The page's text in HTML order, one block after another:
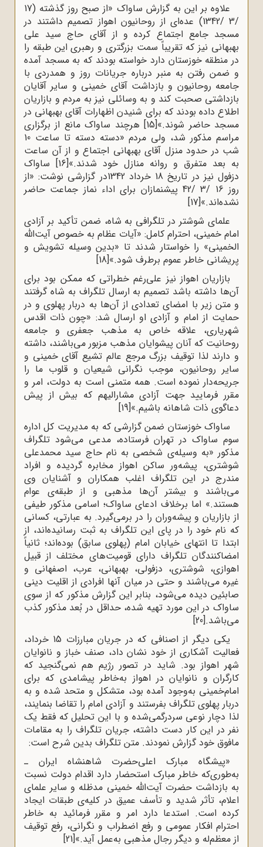
علاوه بر این به گزارش ساواک «از صبح روز گذشته (17
/3 /1342) عده‌ای از روحانیون اهواز تصمیم داشتند در
مسجد جامع اجتماع کرده و از آقای حاج سید علی
بهبهانی نیز که تقریباً سمت بزرگتری و رهبری این طبقه را
در منطقه خوزستان دارد خواسته بودند که به مسجد آمده
و ضمن رفتن به منبر درباره جریانات روز و همدردی با
جامعه روحانیون و بازداشت آقای خمینی و سایر آقایان
بازداشتی صحبت کند و به وسائلی نیز به مردم و بازاریان
اطلاع داده بودند که برای شنیدن اظهارات آقای بهبهانی در
مسجد حاضر شوند.»[15]
هرچند ساواک مانع از برگزاری
مراسم مذکور شد، ولی مردم «دسته دسته تا ساعت 10
شب در حدود منزل آقای بهبهانی اجتماع و از آن ساعت
به بعد متفرق و روانه منازل خود شدند.»[16]
ساواک
دزفول نیز در تاریخ 18 خرداد 1342در گزارشی نوشت: «از
روز 16 /3 /42 پیشنمازان برای اداء نماز جماعت حاضر
نشده‌اند.»[17]
علمای شوشتر در تلگرافی به شاه، ضمن تأکید بر آزادی
امام خمینی، احترام کامل: «آیات عظام به خصوص آیت‌الله
الخمینی» را خواستار شدند تا «بدین وسیله تشویش و
پریشانی خاطر عموم برطرف شود.»[18]
بازاریان اهواز نیز علی‌رغم خطراتی که ممکن بود برای
آن‌ها داشته باشد تصمیم به ارسال تلگراف به شاه گرفتند
و متن زیر با امضای تعدادی از آن‌ها به دربار پهلوی و در
حمایت از امام و آزادی او ارسال شد: «چون ذات اقدس
شهریاری، علاقه‌ خاص به مذهب جعفری و جامعه‌
روحانیت که آنان پیشوایان مذهب مزبور می‌باشند، داشته
و دارند لذا توقیف بزرگ مرجع عالم تشیع آقای خمینی و
سایر روحانیون، موجب نگرانی شیعیان و قلوب ما را
جریحه‌دار نموده است. همه متمنی است به دولت، امر و
مقرر فرمایید جهت آزادی مشارالیهم که بیش از پیش
دعاگوی ذات شاهانه باشیم.»[19]
ساواک خوزستان ضمن گزارشی که به مدیریت کل اداره‌
سوم ساواک در تهران فرستاده، مدعی می‌شود تلگراف
مذکور «به وسیله‌ی شخصی به نام حاج سید محمدعلی
شوشتری، پیشه‌ور ساکن اهواز مخابره گردیده و افراد
مندرج در این تلگراف اغلب همکاران و آشنایان وی
می‌باشند و بیشتر آن‌ها مذهبی و از طبقه‌ی عوام
هستند.» اما برخلاف ادعای ساواک؛ اسامی‌ مذکور طیفی
از بازاریان و پیشه‌وران را در برمی‌گیرد. به عبارتی، کسانی
که نام خود را در پای این تلگراف به ثبت رسانیده‌اند، از
ابتدا تا انتهای خیابان امام (پهلوی سابق) بوده‌اند؛ ثانیاً
امضا‌کنندگان تلگراف دارای قومیت‌های مختلف از قبیل
اهوازی، شوشتری، دزفولی، بهبهانی، عرب، اصفهانی و
غیره می‌باشند و حتی در میان آنها افرادی از اقلیت دینی
صابئین دیده می‌شود، بنابر این گزارش مذکور که از سوی
ساواک در این مورد تهیه شده، حداقل در بُعد مذکور کذب
می‌باشد.[20]
یکی دیگر از اصنافی که در جریان مبارزات 15 خرداد،
فعالیت آشکاری از خود نشان داد، صنف خباز و نانوایان
شهر اهواز بود. شاید در تصور رژیم هم نمی‌گنجید که
کارگران و نانوایان در اهواز به‌خاطر پیشامدی که برای
امام‌خمینی به‌وجود آمده بود، متشکل و متحد شده و به
دربار پهلوی تلگراف بفرستند و آزادی امام را تقاضا بنمایند،
لذا دچار نوعی سردرگمی‌شده و با این تحلیل که فقط یک
نفر در این کار دست داشته، جریان تلگراف را به مقامات
مافوق خود گزارش نمودند. متن تلگراف بدین شرح است:
«پیشگاه مبارک اعلی‌حضرت شاهنشاه ایران ـ
به‌طوری‌که خاطر مبارک استحضار دارد اقدام دولت نسبت
به بازداشت حضرت آیت‌الله خمینی مدظله و سایر علمای
اعلام، تأثر شدید و تأسف عمیق در کلیه‌ی طبقات ایجاد
کرده است. استدعا دارد امر و مقرر فرمائید به خاطر
احترام افکار عمومی ‌‌و رفع اضطراب و نگرانی، رفع توقیف
از معظم‌له و دیگر رجال مذهبی به‌عمل آید.»[21]